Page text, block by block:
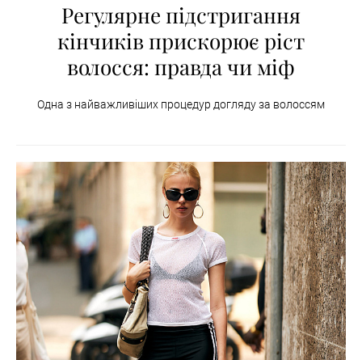
Регулярне підстригання
кінчиків прискорює ріст
волосся: правда чи міф
Одна з найважливіших процедур догляду за волоссям